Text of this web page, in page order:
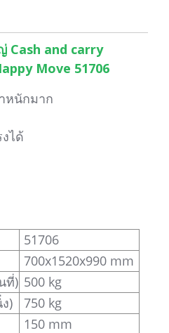
Cash and carry
Move 51706
หนักมาก
ได้
51706
700x1520x990 mm
ที่) 500 kg
)
750 kg
150 mm